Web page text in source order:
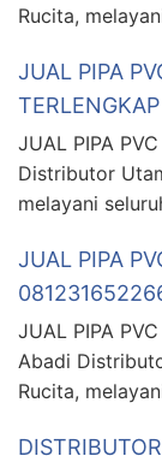
Rucita,
JUAL PIPA
TERLENGKAP
JUAL PIPA
Distributor
melayani
JUAL PIPA
JUAL PIPA
Abadi
Rucita,